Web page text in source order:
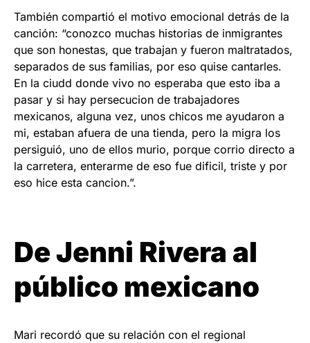
También compartió el motivo emocional detrás de la
canción: “conozco muchas historias de inmigrantes
que son honestas, que trabajan y fueron maltratados,
separados de sus familias, por eso quise cantarles.
En la ciudd donde vivo no esperaba que esto iba a
pasar y si hay persecucion de trabajadores
mexicanos, alguna vez, unos chicos me ayudaron a
mi, estaban afuera de una tienda, pero la migra los
persiguió, uno de ellos murio, porque corrio directo a
la carretera, enterarme de eso fue dificil, triste y por
eso hice esta cancion.”.
De Jenni Rivera al
público mexicano
Mari recordó que su relación con el regional